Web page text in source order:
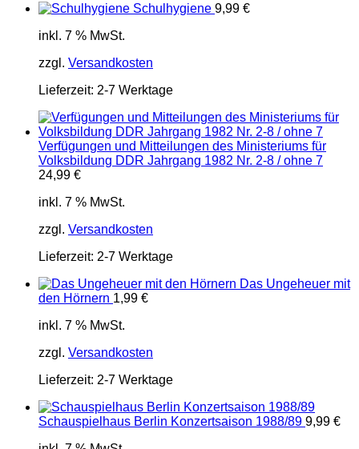
Schulhygiene 9,99 €
inkl. 7 % MwSt.
zzgl. Versandkosten
Lieferzeit: 2-7 Werktage
Verfügungen und Mitteilungen des Ministeriums für
Volksbildung DDR Jahrgang 1982 Nr. 2-8 / ohne 7
24,99 €
inkl. 7 % MwSt.
zzgl. Versandkosten
Lieferzeit: 2-7 Werktage
Das Ungeheuer mit
den Hörnern 1,99 €
inkl. 7 % MwSt.
zzgl. Versandkosten
Lieferzeit: 2-7 Werktage
Schauspielhaus Berlin Konzertsaison 1988/89 9,99 €